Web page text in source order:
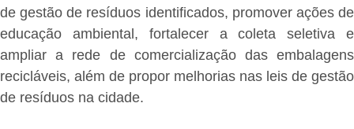
de gestão de resíduos identificados, promover ações de
educação ambiental, fortalecer a coleta seletiva e
ampliar a rede de comercialização das embalagens
recicláveis, além de propor melhorias nas leis de gestão
de resíduos na cidade.